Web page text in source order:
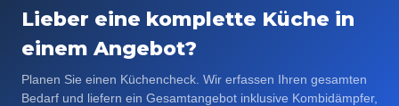
Lieber eine komplette Küche in
einem Angebot?
Planen Sie einen Küchencheck. Wir erfassen Ihren gesamten
Bedarf und liefern ein Gesamtangebot inklusive Kombidämpfer,